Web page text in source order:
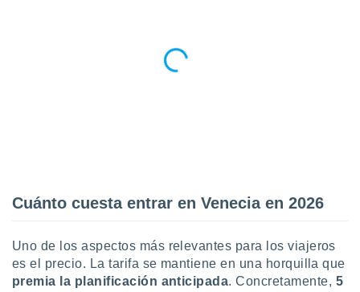
un
datos
perfiles
Cuánto cuesta entrar en Venecia en 2026
Uno de los aspectos más relevantes para los viajeros
es el precio. La tarifa se mantiene en una horquilla que
premia la planificación anticipada. Concretamente, 5